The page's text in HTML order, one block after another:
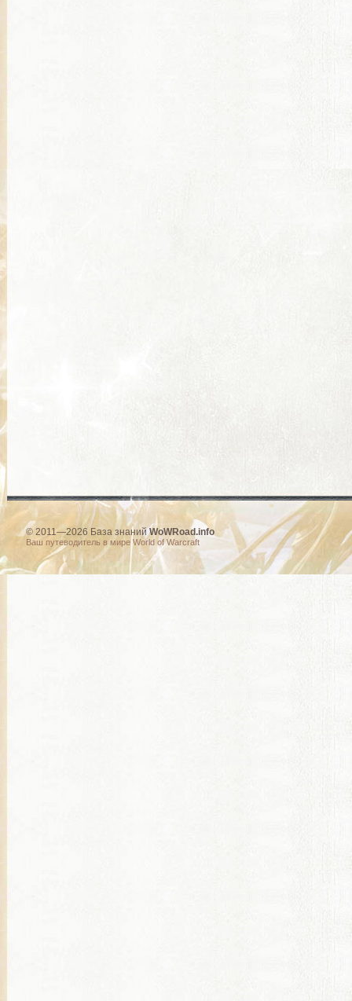
© 2011—2026 База знанийWoWRoad.info
Ваш путеводитель в мире World of Warcraft